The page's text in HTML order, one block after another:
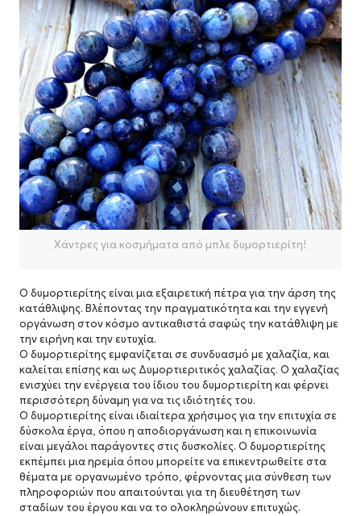
Χάντρες για κοσμήματα από μπλε δυμορτιερίτη!
Ο δυμορτιερίτης είναι μια εξαιρετική πέτρα για την άρση της
κατάθλιψης.Βλέποντας την πραγματικότητα και την εγγενή
οργάνωση στον κόσμο αντικαθιστά σαφώς την κατάθλιψη με
την ειρήνη και την ευτυχία.
Ο δυμορτιερίτης εμφανίζεται σε συνδυασμό με χαλαζία, και
καλείται επίσης και ως Δυμορτιεριτικός χαλαζίας.Ο χαλαζίας
ενισχύει την ενέργεια του ίδιου του δυμορτιερίτη και φέρνει
περισσότερη δύναμη για να τις ιδιότητές του.
Ο δυμορτιερίτης είναι ιδιαίτερα χρήσιμος για την επιτυχία σε
δύσκολα έργα, όπου η αποδιοργάνωση και η επικοινωνία
είναι μεγάλοι παράγοντες στις δυσκολίες.Ο δυμορτιερίτης
εκπέμπει μια ηρεμία όπου μπορείτε να επικεντρωθείτε στα
θέματα με οργανωμένο τρόπο, φέρνοντας μια σύνθεση των
πληροφοριών που απαιτούνται για τη διευθέτηση των
σταδίων του έργου και να το ολοκληρώνουν επιτυχώς.